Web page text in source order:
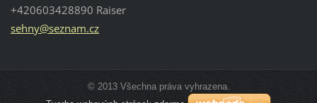
+420603428890 Raiser
sehny@seznam.cz
© 2013 Všechna práva vyhrazena.